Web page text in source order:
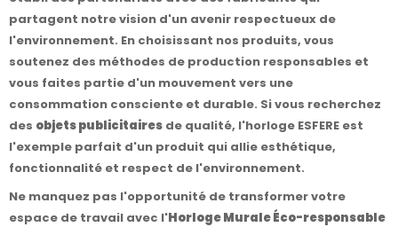
partagent notre vision d'un avenir respectueux de
l'environnement. En choisissant nos produits, vous
soutenez des méthodes de production responsables et
vous faites partie d'un mouvement vers une
consommation consciente et durable. Si vous recherchez
des objets publicitaires de qualité, l'horloge ESFERE est
l'exemple parfait d'un produit qui allie esthétique,
fonctionnalité et respect de l'environnement.
Ne manquez pas l'opportunité de transformer votre
espace de travail avec l'Horloge Murale Éco-responsable